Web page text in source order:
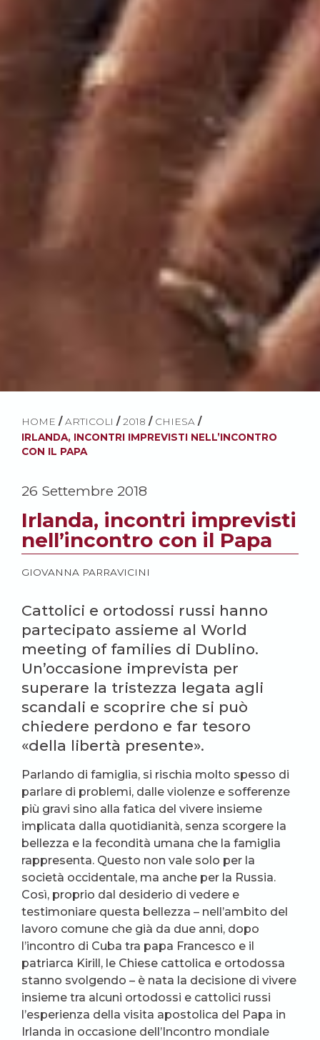
HOME / ARTICOLI / 2018 / CHIESA /
IRLANDA, INCONTRI IMPREVISTI NELL’INCONTRO
CON IL PAPA
26 Settembre 2018
Irlanda, incontri imprevisti
nell’incontro con il Papa
GIOVANNA PARRAVICINI
Cattolici e ortodossi russi hanno
partecipato assieme al World
meeting of families di Dublino.
Un’occasione imprevista per
superare la tristezza legata agli
scandali e scoprire che si può
chiedere perdono e far tesoro
«della libertà presente».
Parlando di famiglia, si rischia molto spesso di
parlare di problemi, dalle violenze e sofferenze
più gravi sino alla fatica del vivere insieme
implicata dalla quotidianità, senza scorgere la
bellezza e la fecondità umana che la famiglia
rappresenta. Questo non vale solo per la
società occidentale, ma anche per la Russia.
Così, proprio dal desiderio di vedere e
testimoniare questa bellezza – nell’ambito del
lavoro comune che già da due anni, dopo
l’incontro di Cuba tra papa Francesco e il
patriarca Kirill, le Chiese cattolica e ortodossa
stanno svolgendo – è nata la decisione di vivere
insieme tra alcuni ortodossi e cattolici russi
l’esperienza della visita apostolica del Papa in
Irlanda in occasione dell’Incontro mondiale